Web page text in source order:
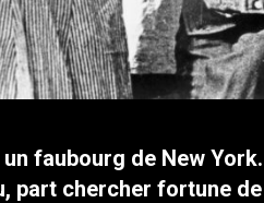
faubourg de New
part chercher fortune